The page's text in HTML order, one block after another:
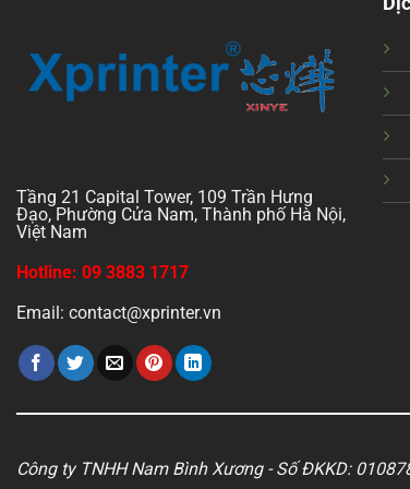
Tầng 21 Capital Tower, 109 Trần Hưng
Đạo, Phường Cửa Nam, Thành phố Hà Nội,
Việt Nam
Hotline: 09 3883 1717
Email: contact@xprinter.vn
Công ty TNHH Nam Bình Xương - Số ĐKKD: